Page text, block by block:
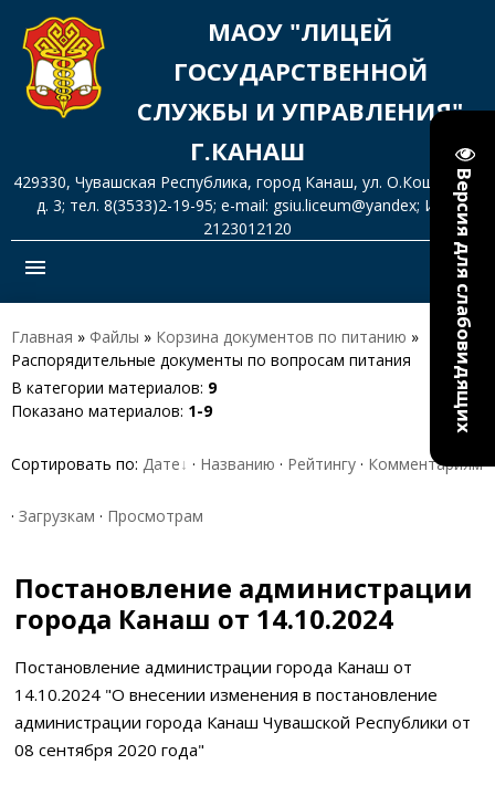
Версия для слабовидящих
МАОУ "ЛИЦЕЙ
ГОСУДАРСТВЕННОЙ
СЛУЖБЫ И УПРАВЛЕНИЯ"
Г.КАНАШ
429330, Чувашская Республика, город Канаш, ул. О.Кошевого,
д. 3; тел. 8(3533)2-19-95; e-mail: gsiu.liceum@yandex; ИНН
2123012120
menu
Главная » Файлы » Корзина документов по питанию »
Распорядительные документы по вопросам питания
В категории материалов: 9
Показано материалов: 1-9
Сортировать по: Дате · Названию · Рейтингу · Комментариям
· Загрузкам · Просмотрам
Постановление администрации
города Канаш от 14.10.2024
Постановление администрации города Канаш от
14.10.2024 "О внесении изменения в постановление
администрации города Канаш Чувашской Республики от
08 сентября 2020 года"